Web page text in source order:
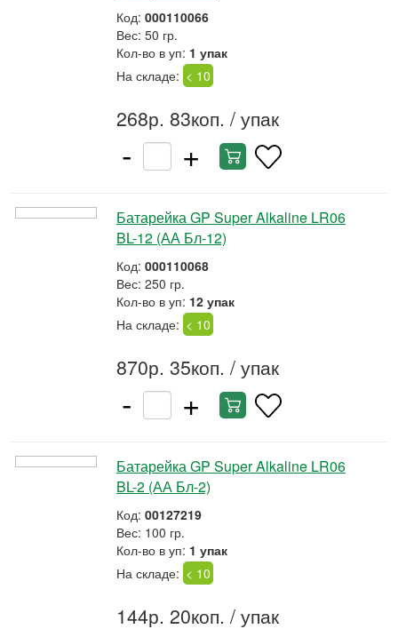
Код: 000110066
Вес: 50 гр.
Кол-во в уп: 1 упак
На складе: < 10
268р. 83коп. / упак
- +
Батарейка GP Super Alkaline LR06
BL-12 (АА Бл-12)
Код: 000110068
Вес: 250 гр.
Кол-во в уп: 12 упак
На складе: < 10
870р. 35коп. / упак
- +
Батарейка GP Super Alkaline LR06
BL-2 (АА Бл-2)
Код: 00127219
Вес: 100 гр.
Кол-во в уп: 1 упак
На складе: < 10
144р. 20коп. / упак